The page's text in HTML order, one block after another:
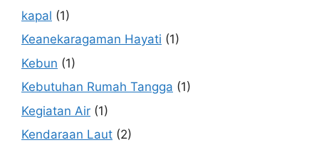
kapal (1)
Keanekaragaman Hayati (1)
Kebun (1)
Kebutuhan Rumah Tangga (1)
Kegiatan Air (1)
Kendaraan Laut (2)